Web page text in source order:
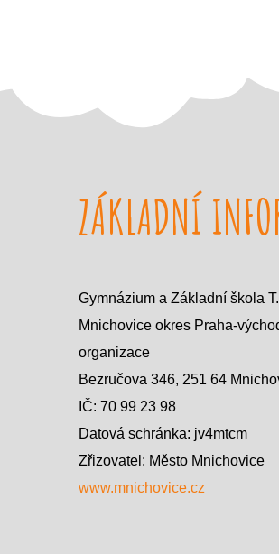
g
n
ZÁKLADNÍ
Gymnázium a Základní škola
Mnichovice okres Praha-
organizace
Bezručova 346, 251 64
IČ: 70 99 23 98
Datová schránka: jv4mtcm
Zřizovatel: Město Mnichovice
www.mnichovice.cz